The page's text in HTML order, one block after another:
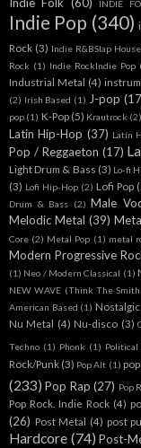
INDIE
Indie Pop (340)
Rock (3) Indie R&BSlap House
Rock (1) Indie RockIndie Pop
Industrial Metal (4)
(2) Irish Based (1) J-pop
pop (1) K-Pop (5) Krautrock (2)
Latin Hip-Hop (37) Latín
Pop / Reggaeton (17)
Light Drum & Bass (3) Lo-fi
(3) Lofi Hip-Hop (2) Lofi Pop
Drum & Bass (2) Male
Melodic Metal (39)
Core (2) Metal Pop (1) metal
Modern Progressive
(1) Neo / Modern Classical (1)
NEW WAVE (Think The
American Based (1) Nostalgic
Nu Metal (4) Nu-disco (3)
Techno (1) Phonk (1)
Rock/Punk (3) Pop Alt (1)
(233) Pop Rap (27) Pop
Pop Rock. Indie Rock (4)
(26) Post Metal (4) post
Hardcore (74) Post-